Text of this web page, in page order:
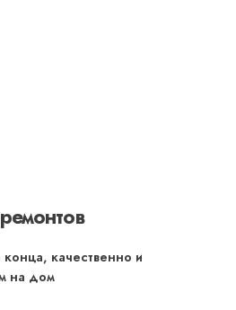
качественно и
на дом